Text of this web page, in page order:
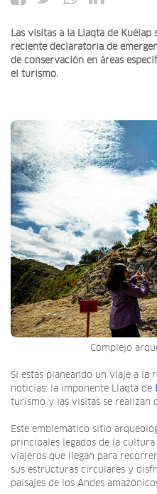
Las visitas a la Llaqta de
reciente declaratoria de
de conservación en áreas
el turismo.
Complejo
Si estás planeando un viaje a la
noticias: la imponente Llaqta de
turismo y las visitas se realizan
Este emblemático sitio
principales legados de la
viajeros que llegan para
sus estructuras circulares y
paisajes de los Andes